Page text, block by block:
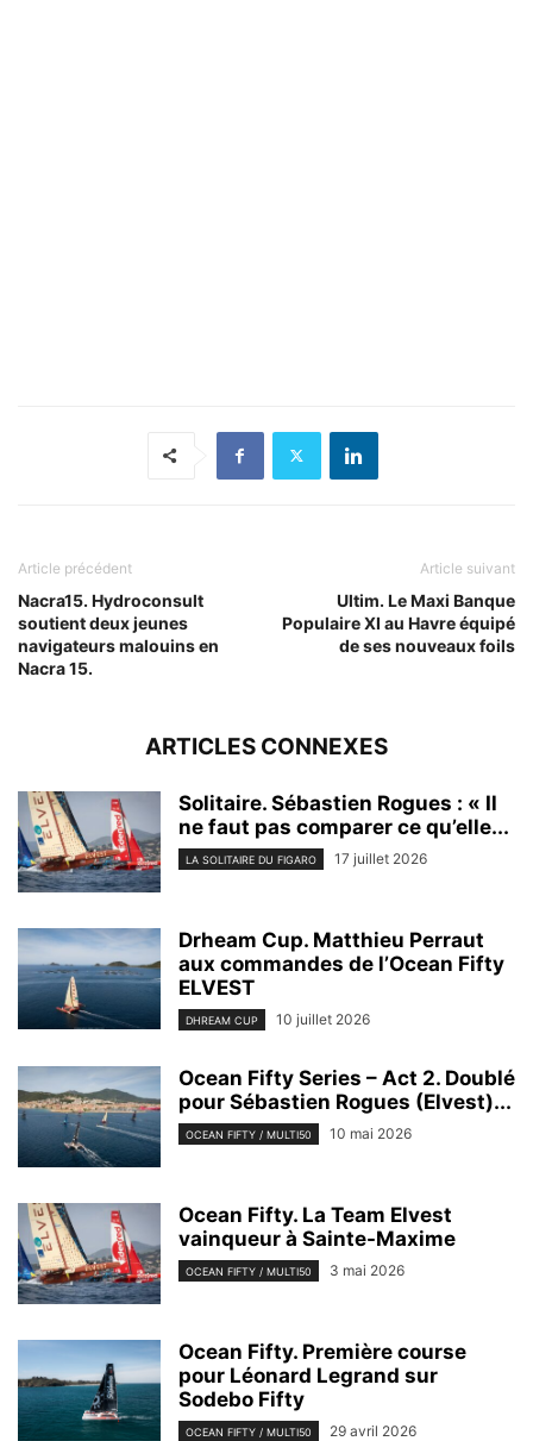
Article précédent
Nacra15. Hydroconsult
soutient deux jeunes
navigateurs malouins en
Nacra 15.
Article suivant
Ultim. Le Maxi Banque
Populaire XI au Havre équipé
de ses nouveaux foils
ARTICLES CONNEXES
Solitaire. Sébastien Rogues : « Il
ne faut pas comparer ce qu’elle...
LA SOLITAIRE DU FIGARO 17 juillet 2026
Drheam Cup. Matthieu Perraut
aux commandes de l’Ocean Fifty
ELVEST
DHREAM CUP 10 juillet 2026
Ocean Fifty Series – Act 2. Doublé
pour Sébastien Rogues (Elvest)...
OCEAN FIFTY / MULTI50 10 mai 2026
Ocean Fifty. La Team Elvest
vainqueur à Sainte-Maxime
OCEAN FIFTY / MULTI50 3 mai 2026
Ocean Fifty. Première course
pour Léonard Legrand sur
Sodebo Fifty
OCEAN FIFTY / MULTI50 29 avril 2026